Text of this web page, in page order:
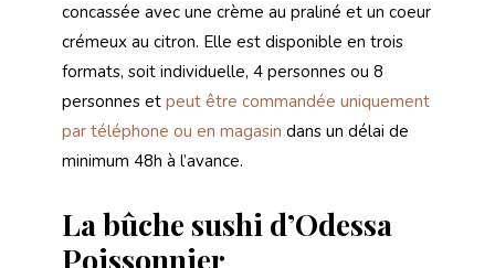
concassée avec une crème au praliné et un coeur
crémeux au citron. Elle est disponible en trois
formats, soit individuelle, 4 personnes ou 8
personnes et peut être commandée uniquement
par téléphone ou en magasin dans un délai de
minimum 48h à l’avance.
La bûche sushi d’Odessa
Poissonnier